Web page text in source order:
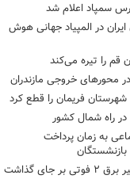
سمپاد اعلام شد
در المپیاد جهانی هوش
قم را تیره می‌کند
محورهای خروجی مازندران
فریمان را قطع کرد
در راه شمال کشور
به زمان پرداخت
جای گذاشت